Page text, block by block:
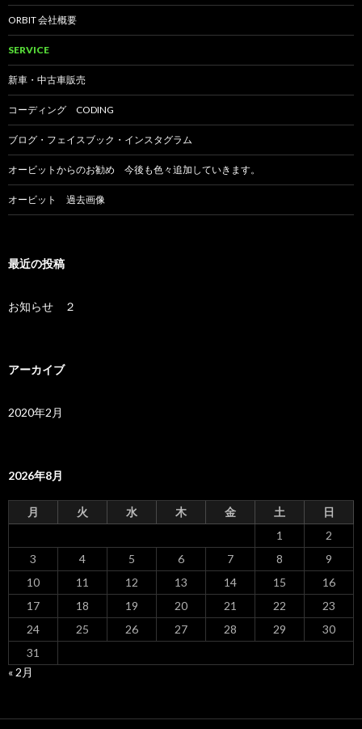
ORBIT 会社概要
SERVICE
新車・中古車販売
コーディング CODING
ブログ・フェイスブック・インスタグラム
オービットからのお勧め 今後も色々追加していきます。
オービット 過去画像
最近の投稿
お知らせ ２
アーカイブ
2020年2月
2026年8月
月 火 水 木 金 土
日
1
2
3
4 5 6 7 8
9
10
11 12 13 14 15
16
17
18 19 20 21 22
23
24
25 26 27 28 29
30
31
« 2月